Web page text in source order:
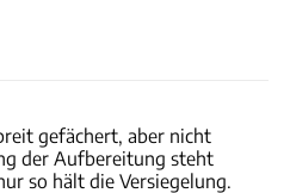
gefächert, aber nicht
der Aufbereitung steht
so hält die Versiegelung.